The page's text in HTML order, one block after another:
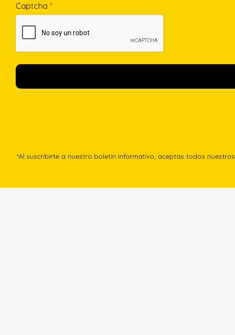
Captcha *
*Al suscribirte a nuestro boletín informativo, aceptas todos nuestros